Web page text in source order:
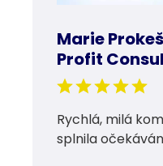
Marie
Profit
Rychlá, milá
splnila